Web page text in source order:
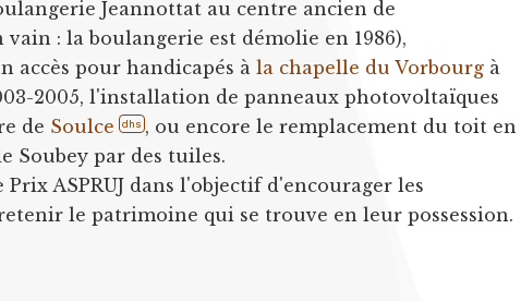
Jeannottat au centre ancien de
vain : la boulangerie est démolie en 1986),
accès pour handicapés àla chapelle du Vorbourg à
2005, l'installation de panneaux photovoltaïques
de Soulce dhs , ou encore le remplacement du toit en
Soubey par des tuiles.
Prix ASPRUJ dans l'objectif d'encourager les
le patrimoine qui se trouve en leur possession.